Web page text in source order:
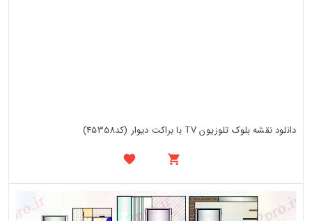
دانلود نقشه بلوک تلوزیون TV با براکت دیوار (کد45358)